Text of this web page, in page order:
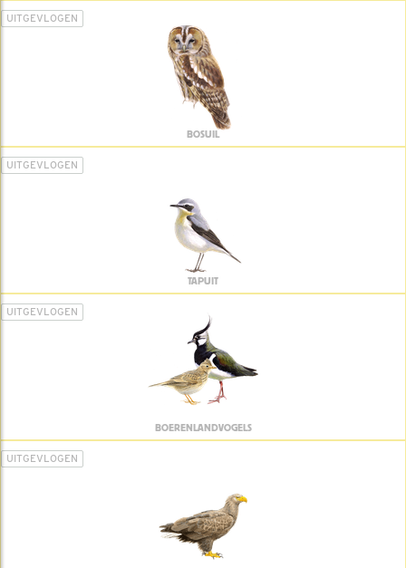
UITGEVLOGEN
BOSUIL
UITGEVLOGEN
TAPUIT
UITGEVLOGEN
BOERENLANDVOGELS
UITGEVLOGEN